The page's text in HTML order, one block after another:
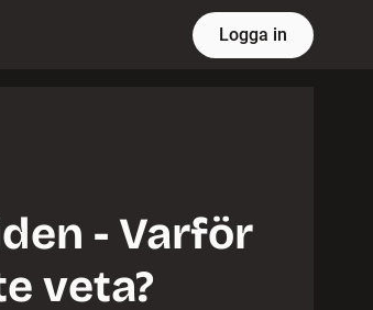
Logga in
- Varför
veta?